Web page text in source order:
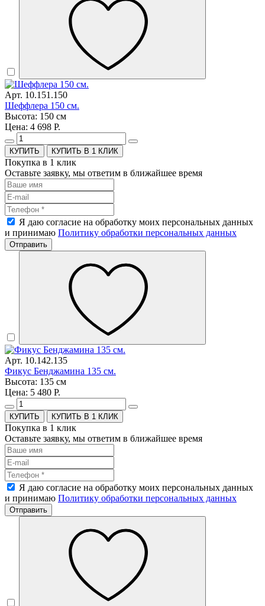
Арт. 10.151.150
Шеффлера 150 см.
Высота: 150 см
Цена: 4 698 Р.
КУПИТЬ В 1 КЛИК
Покупка в 1 клик
Оставьте заявку, мы ответим в ближайшее время
Я даю согласие на обработку моих персональных данных
и принимаю Политику обработки персональных данных
Отправить
Арт. 10.142.135
Фикус Бенджамина 135 см.
Высота: 135 см
Цена: 5 480 Р.
КУПИТЬ В 1 КЛИК
Покупка в 1 клик
Оставьте заявку, мы ответим в ближайшее время
Я даю согласие на обработку моих персональных данных
и принимаю Политику обработки персональных данных
Отправить